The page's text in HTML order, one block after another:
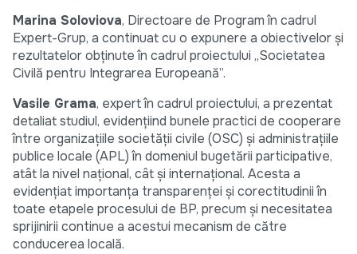
Marina Soloviova, Directoare de Program în cadrul
Expert-Grup, a continuat cu o expunere a obiectivelor și
rezultatelor obținute în cadrul proiectului „Societatea
Civilă pentru Integrarea Europeană”.
Vasile Grama, expert în cadrul proiectului, a prezentat
detaliat studiul, evidențiind bunele practici de cooperare
între organizațiile societății civile (OSC) și administrațiile
publice locale (APL) în domeniul bugetării participative,
atât la nivel național, cât și internațional. Acesta a
evidențiat importanța transparenței și corectitudinii în
toate etapele procesului de BP, precum și necesitatea
sprijinirii continue a acestui mecanism de către
conducerea locală.